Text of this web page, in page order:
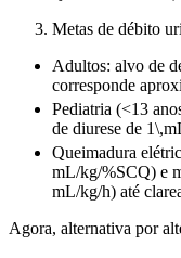
Metas de débito
Adultos: alvo de
corresponde
Pediatria (<13
de diurese de
Queimadura
mL/kg/%SCQ) e
mL/kg/h) até
Agora, alternativa por